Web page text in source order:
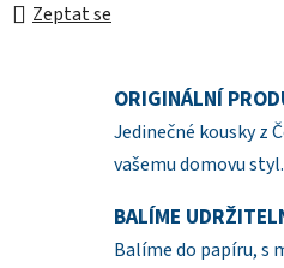
Zeptat se
ORIGINÁLNÍ
Jedinečné kousky z
vašemu domovu styl.
BALÍME
Balíme do papíru, s